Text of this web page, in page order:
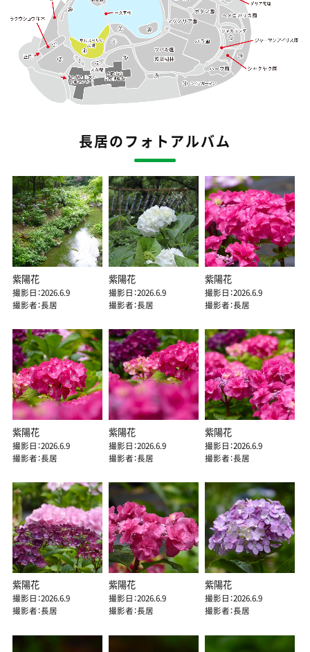
長居のフォトアルバム
紫陽花
撮影日：2026.6.9
撮影者：長居
紫陽花
撮影日：2026.6.9
撮影者：長居
紫陽花
撮影日：2026.6.9
撮影者：長居
紫陽花
撮影日：2026.6.9
撮影者：長居
紫陽花
撮影日：2026.6.9
撮影者：長居
紫陽花
撮影日：2026.6.9
撮影者：長居
紫陽花
撮影日：2026.6.9
撮影者：長居
紫陽花
撮影日：2026.6.9
撮影者：長居
紫陽花
撮影日：2026.6.9
撮影者：長居